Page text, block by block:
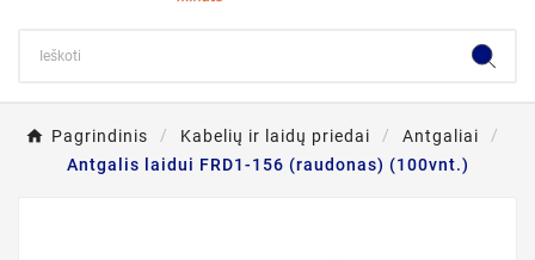
Pagrindinis Kabelių ir laidų priedai
Antgaliai
Antgalis laidui FRD1-156 (raudonas) (100vnt.)